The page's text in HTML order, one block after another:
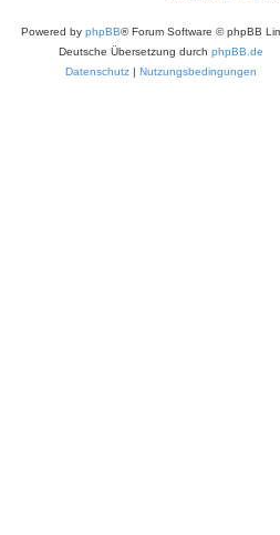
Powered by phpBB® Forum Software © phpBB
Deutsche Übersetzung durch phpBB.de
Datenschutz | Nutzungsbedingungen